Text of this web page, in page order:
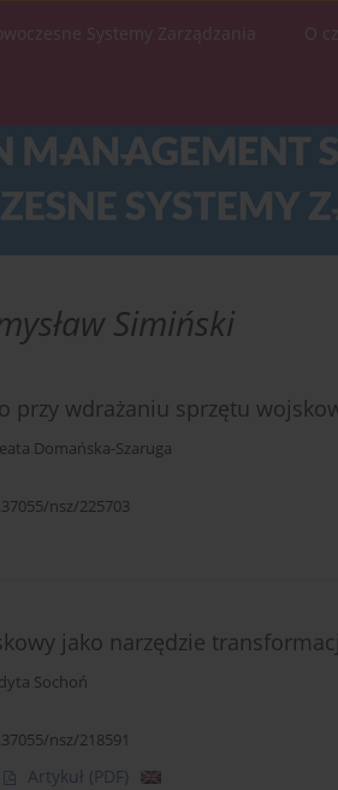
Systemy Zarządzania O
Simiński
przy wdrażaniu sprzętu
Domańska-Szaruga
nsz/225703
jako narzędzie
Sochoń
nsz/218591
Artykuł (PDF)